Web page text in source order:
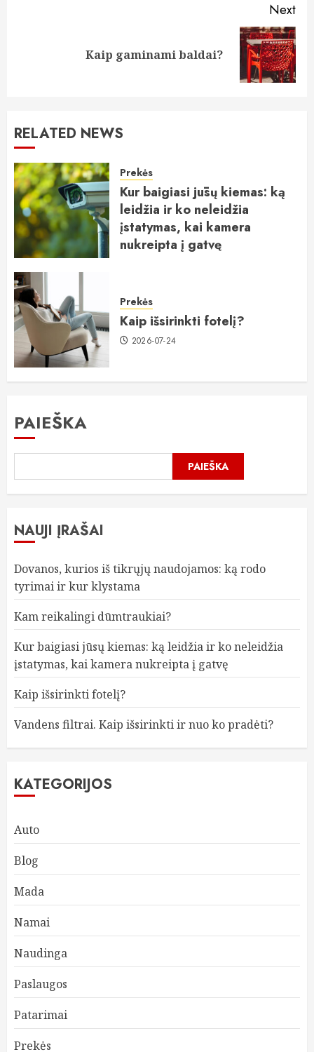
Next
Kaip gaminami baldai?
RELATED NEWS
Prekės
Kur baigiasi jūsų kiemas: ką
leidžia ir ko neleidžia
įstatymas, kai kamera
nukreipta į gatvę
Prekės
Kaip išsirinkti fotelį?
2026-07-24
PAIEŠKA
PAIEŠKA
NAUJI ĮRAŠAI
Dovanos, kurios iš tikrųjų naudojamos: ką rodo
tyrimai ir kur klystama
Kam reikalingi dūmtraukiai?
Kur baigiasi jūsų kiemas: ką leidžia ir ko neleidžia
įstatymas, kai kamera nukreipta į gatvę
Kaip išsirinkti fotelį?
Vandens filtrai. Kaip išsirinkti ir nuo ko pradėti?
KATEGORIJOS
Auto
Blog
Mada
Namai
Naudinga
Paslaugos
Patarimai
Prekės